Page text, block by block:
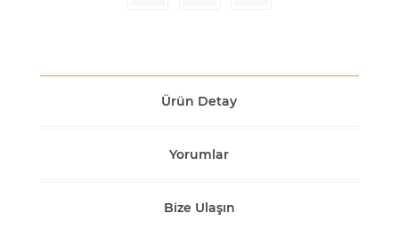
Ürün Detay
Yorumlar
Bize Ulaşın